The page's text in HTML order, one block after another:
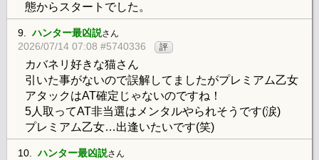
態からスタートでした。
9.ハンター最凶説さん
2026/07/14 07:08 #5740336 評
カバネリ好きな猫さん
引いた事がないので誤解してましたがプレミアム乙女
アタックはAT確定じゃないのですね！
5人取ってAT非当選はメンタルやられそうです(涙)
プレミアム乙女…出逢いたいです(笑)
10.ハンター最凶説さん